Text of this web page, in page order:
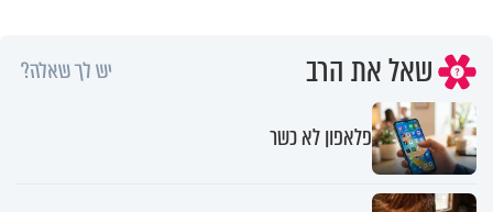
שאל את הרב יש לך שאלה?
פלאפון לא כשר